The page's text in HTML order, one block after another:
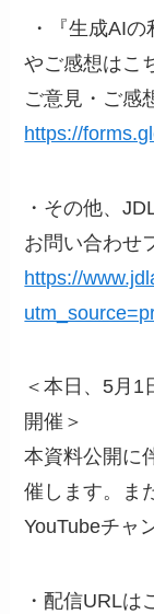
・『生成AI
やご感想はこ
ご意見・ご感
https://
・その他、
お問い合わせ
https://
＜本日、5月1
開催＞
本資料公開に
催します。ま
YouTubeチャ
・配信URLは